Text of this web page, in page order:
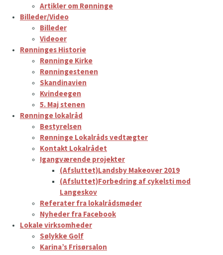
Artikler om Rønninge
Billeder/Video
Billeder
Videoer
Rønninges Historie
Rønninge Kirke
Rønningestenen
Skandinavien
Kvindeegen
5. Maj stenen
Rønninge lokalråd
Bestyrelsen
Rønninge Lokalråds vedtægter
Kontakt Lokalrådet
Igangværende projekter
(Afsluttet)Landsby Makeover 2019
(Afsluttet)Forbedring af cykelsti mod
Langeskov
Referater fra lokalrådsmøder
Nyheder fra Facebook
Lokale virksomheder
Sølykke Golf
Karina’s Frisørsalon